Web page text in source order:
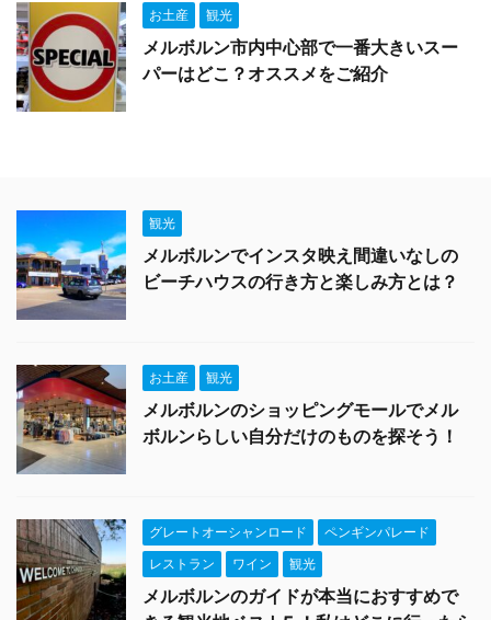
お土産 観光
メルボルン市内中心部で一番大きいスー
パーはどこ？オススメをご紹介
観光
メルボルンでインスタ映え間違いなしの
ビーチハウスの行き方と楽しみ方とは？
お土産 観光
メルボルンのショッピングモールでメル
ボルンらしい自分だけのものを探そう！
グレートオーシャンロード
ペンギンパレード
レストラン
ワイン 観光
メルボルンのガイドが本当におすすめで